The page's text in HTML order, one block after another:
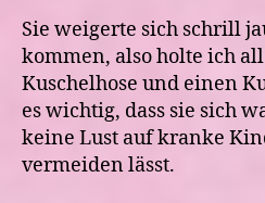
Sie weigerte sich schrill
kommen, also holte ich
Kuschelhose und einen
es wichtig, dass sie sich
keine Lust auf kranke
vermeiden lässt.